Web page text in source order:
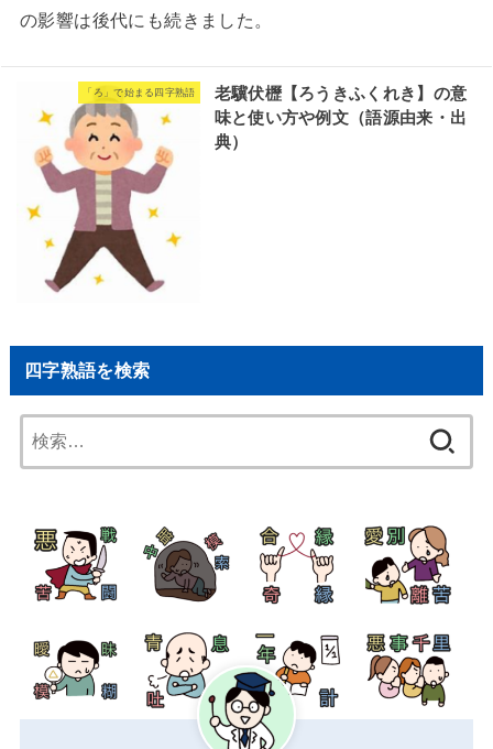
の影響は後代にも続きました。
「ろ」で始まる四字熟語
老驥伏櫪【ろうきふくれき】の意
味と使い方や例文（語源由来・出
典）
四字熟語を検索
索: